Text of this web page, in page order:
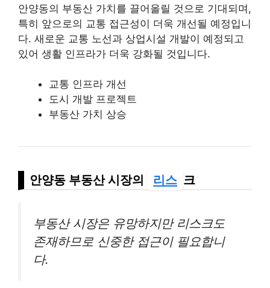
안양동의 부동산 가치를 끌어올릴 것으로 기대되며,
특히 앞으로의 교통 접근성이 더욱 개선될 예정입니
다. 새로운 교통 노선과 상업시설 개발이 예정되고
있어 생활 인프라가 더욱 강화될 것입니다.
교통 인프라 개선
도시 개발 프로젝트
부동산 가치 상승
안양동 부동산 시장의 리스 크
부동산 시장은 유망하지만 리스크도
존재하므로 신중한 접근이 필요합니
다.